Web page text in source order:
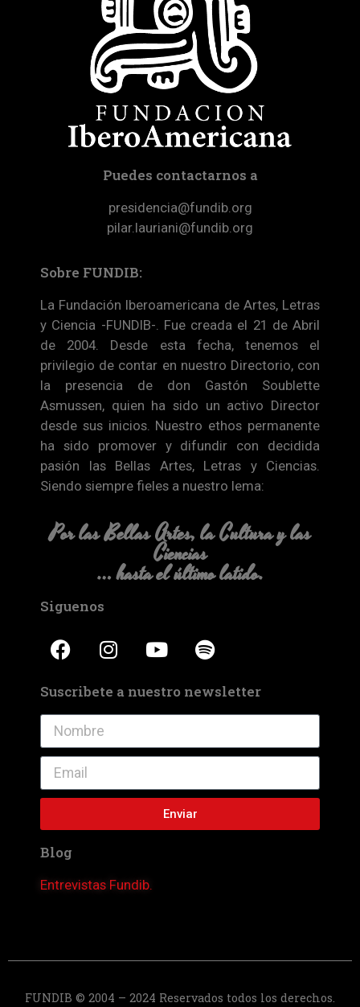
Puedes contactarnos a
presidencia@fundib.org
pilar.lauriani@fundib.org
Sobre FUNDIB:
La Fundación Iberoamericana de Artes, Letras
y Ciencia -FUNDIB-. Fue creada el 21 de Abril
de 2004. Desde esta fecha, tenemos el
privilegio de contar en nuestro Directorio, con
la presencia de don Gastón Soublette
Asmussen, quien ha sido un activo Director
desde sus inicios. Nuestro ethos permanente
ha sido promover y difundir con decidida
pasión las Bellas Artes, Letras y Ciencias.
Siendo siempre fieles a nuestro lema:
Por las Bellas Artes, la Cultura y las
Ciencias
… hasta el último latido.
Siguenos
Suscribete a nuestro newsletter
Enviar
Blog
Entrevistas Fundib.
FUNDIB © 2004 – 2024 Reservados todos los derechos.